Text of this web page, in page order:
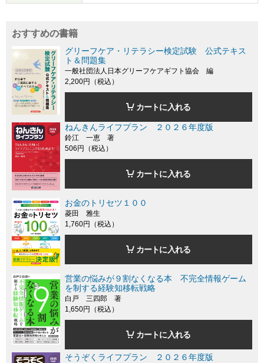
おすすめの書籍
グリーフケア・リテラシー検定試験 公式テキス
ト＆問題集
一般社団法人日本グリーフケアギフト協会 編
2,200円（税込）
カートに入れる
ねんきんライフプラン ２０２６年度版
鈴江 一恵 著
506円（税込）
カートに入れる
お金のトリセツ１００
菱田 雅生
1,760円（税込）
カートに入れる
営業の悩みが９割なくなる本 不完全情報ゲーム
を制する経験知移転戦略
白戸 三四郎 著
1,650円（税込）
カートに入れる
そうぞくライフプラン ２０２６年度版